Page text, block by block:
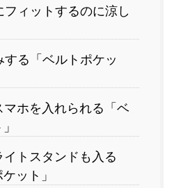
フィットするのに涼し
する「ベルトポケッ
マホを入れられる「ベ
イトスタンドも入る
ット」